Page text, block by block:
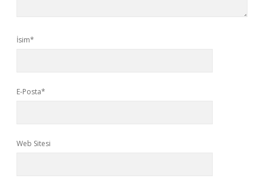
İsim*
E-Posta*
Web Sitesi